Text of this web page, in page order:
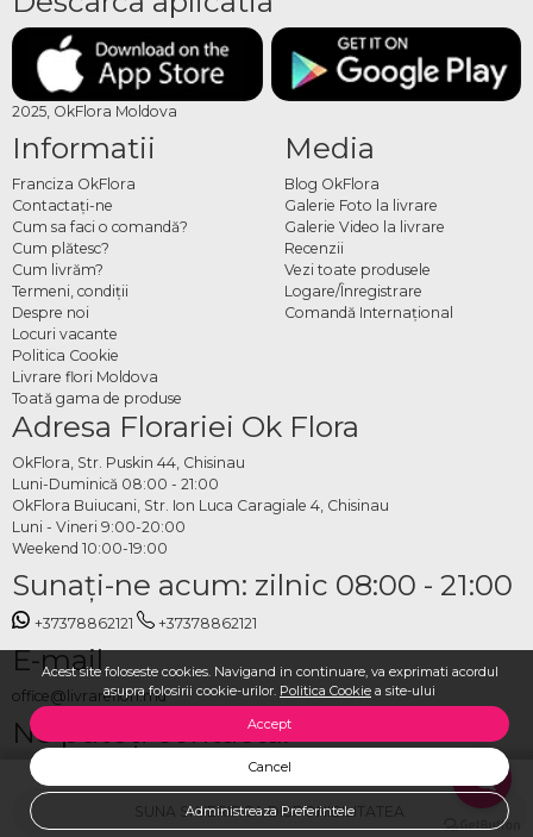
Acest site foloseste cookies. Navigand in continuare, va exprimati acordul
asupra folosirii cookie-urilor. Politica Cookie a site-ului
Accept
Cancel
Administreaza Preferintele
SUNA SI VERIFICA DISPONIBILITATEA
2025, OkFlora Moldova
Informatii
Franciza OkFlora
Contactaţi-ne
Cum sa faci o comandă?
Cum plătesc?
Cum livrăm?
Termeni, condiţii
Despre noi
Locuri vacante
Politica Cookie
Livrare flori Moldova
Toată gama de produse
Media
Blog OkFlora
Galerie Foto la livrare
Galerie Video la livrare
Recenzii
Vezi toate produsele
Logare/Înregistrare
Comandă Internațional
Adresa Florariei Ok Flora
OkFlora, Str. Puskin 44, Chisinau
Luni-Duminică 08:00 - 21:00
OkFlora Buiucani, Str. Ion Luca Caragiale 4, Chisinau
Luni - Vineri 9:00-20:00
Weekend 10:00-19:00
Sunaţi-ne acum: zilnic 08:00 - 21:00
+37378862121 +37378862121
E-mail
office@livrareflori.md
Ne puteți contacta:
whatsapp